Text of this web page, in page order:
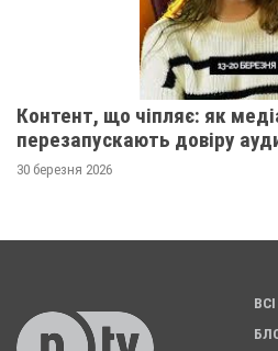
Контент, що чіпляє: як
перезапускають довіру
30 березня 2026